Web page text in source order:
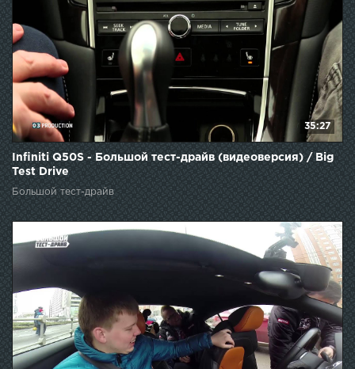
35:27
Infiniti Q50S - Большой тест-драйв (видеоверсия) / Big
Test Drive
Большой тест-драйв